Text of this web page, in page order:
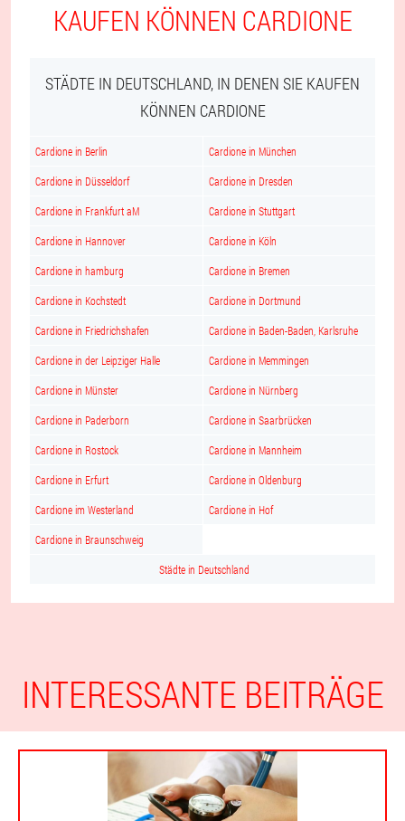
KAUFEN KÖNNEN CARDIONE
STÄDTE IN DEUTSCHLAND, IN DENEN SIE KAUFEN
KÖNNEN CARDIONE
Cardione in Berlin Cardione in München
Cardione in Düsseldorf Cardione in Dresden
Cardione in Frankfurt aM Cardione in Stuttgart
Cardione in Hannover Cardione in Köln
Cardione in hamburg Cardione in Bremen
Cardione in Kochstedt Cardione in Dortmund
Cardione in Friedrichshafen Cardione in Baden-Baden, Karlsruhe
Cardione in der Leipziger Halle Cardione in Memmingen
Cardione in Münster Cardione in Nürnberg
Cardione in Paderborn Cardione in Saarbrücken
Cardione in Rostock Cardione in Mannheim
Cardione in Erfurt Cardione in Oldenburg
Cardione im Westerland Cardione in Hof
Cardione in Braunschweig
Städte in Deutschland
INTERESSANTE BEITRÄGE